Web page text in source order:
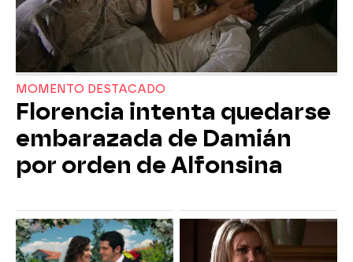
MOMENTO DESTACADO
Florencia intenta quedarse
embarazada de Damián
por orden de Alfonsina